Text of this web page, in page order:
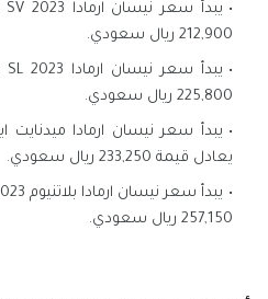
212,900 ريال سعودي.
225,800 ريال سعودي.
يعادل قيمة 233,250 ريال سعودي.
257,150 ريال سعودي.